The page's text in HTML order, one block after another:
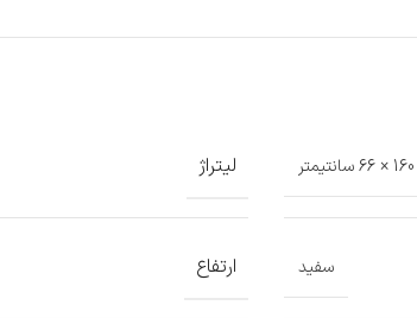
160 × 66 سانتیمتر لیتراژ
سفید ارتفاع